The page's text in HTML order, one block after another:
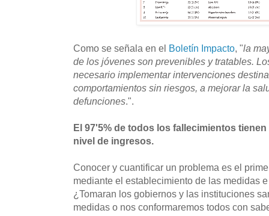
Como se señala en el Boletín Impacto , "la
de los jóvenes son prevenibles y tratables.
necesario implementar intervenciones
comportamientos sin riesgos, a mejorar la
defunciones .".
El 97'5% de todos los fallecimientos
nivel de ingresos.
Conocer y cuantificar un problema es el
mediante el establecimiento de las medidas
¿Tomaran los gobiernos y las instituciones
medidas o nos conformaremos todos con